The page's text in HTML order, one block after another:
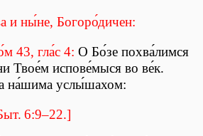
и ны́не, Богоро́дичен:
43, гла́с 4: О Бо́зе похва́лимся
Твое́м испове́мыся во ве́к.
на́шима услы́шахом:
6:9–22.]